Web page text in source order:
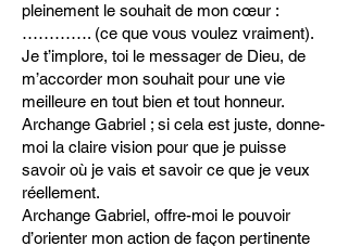
pleinement le souhait de mon cœur :
…………. (ce que vous voulez vraiment).
Je t’implore, toi le messager de Dieu, de
m’accorder mon souhait pour une vie
meilleure en tout bien et tout honneur.
Archange Gabriel ; si cela est juste, donne-
moi la claire vision pour que je puisse
savoir où je vais et savoir ce que je veux
réellement.
Archange Gabriel, offre-moi le pouvoir
d’orienter mon action de façon pertinente